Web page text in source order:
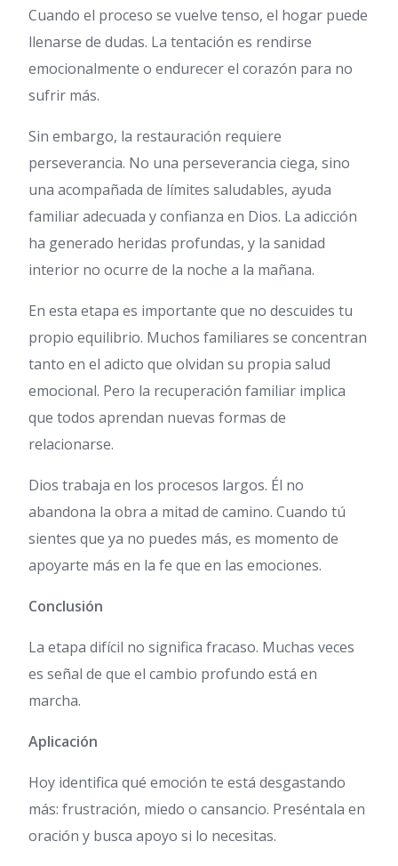
Cuando el proceso se vuelve tenso, el hogar puede
llenarse de dudas. La tentación es rendirse
emocionalmente o endurecer el corazón para no
sufrir más.
Sin embargo, la restauración requiere
perseverancia. No una perseverancia ciega, sino
una acompañada de límites saludables, ayuda
familiar adecuada y confianza en Dios. La adicción
ha generado heridas profundas, y la sanidad
interior no ocurre de la noche a la mañana.
En esta etapa es importante que no descuides tu
propio equilibrio. Muchos familiares se concentran
tanto en el adicto que olvidan su propia salud
emocional. Pero la recuperación familiar implica
que todos aprendan nuevas formas de
relacionarse.
Dios trabaja en los procesos largos. Él no
abandona la obra a mitad de camino. Cuando tú
sientes que ya no puedes más, es momento de
apoyarte más en la fe que en las emociones.
Conclusión
La etapa difícil no significa fracaso. Muchas veces
es señal de que el cambio profundo está en
marcha.
Aplicación
Hoy identifica qué emoción te está desgastando
más: frustración, miedo o cansancio. Preséntala en
oración y busca apoyo si lo necesitas.